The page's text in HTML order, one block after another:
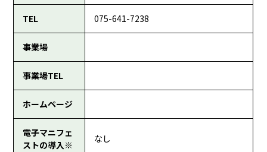
TEL 075-641-7238
事業場
事業場TEL
ホームページ
電子マニフェ
ストの導入※
なし